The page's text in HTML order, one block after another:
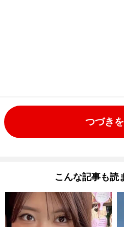
つづき
こんな記事も読